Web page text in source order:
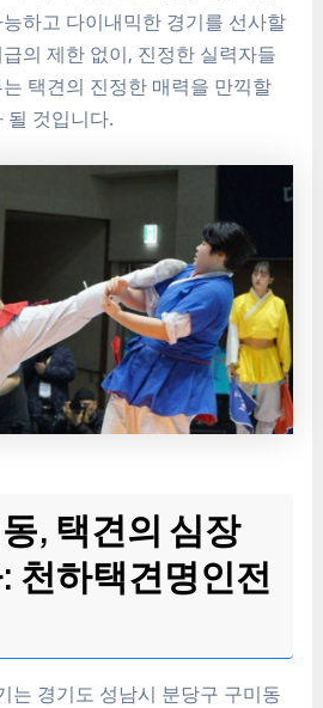
하고 다이내믹한 경기를 선사할
의 제한 없이, 진정한 실력자들
택견의 진정한 매력을 만끽할
될 것입니다.
, 택견의 심장
천하택견명인전
는 경기도 성남시 분당구 구미동